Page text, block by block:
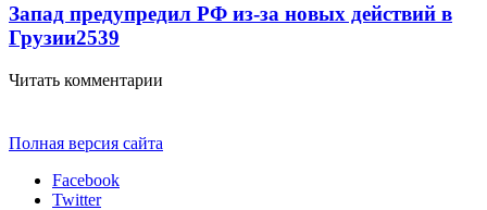
Запад предупредил РФ из-за новых действий в
Грузии2539
Читать комментарии
Полная версия сайта
Facebook
Twitter